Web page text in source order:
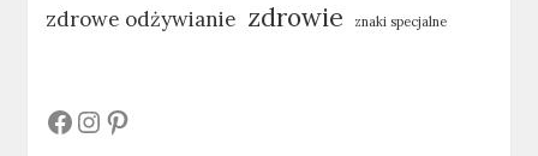
zdrowe odżywianie zdrowie znaki specjalne
# # #